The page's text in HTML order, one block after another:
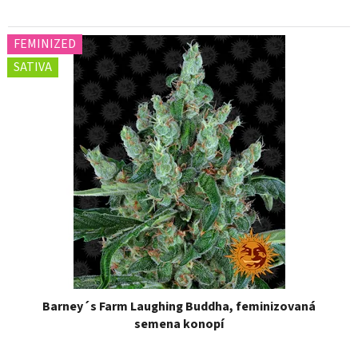
FEMINIZED
SATIVA
Barney´s Farm Laughing Buddha, feminizovaná
semena konopí